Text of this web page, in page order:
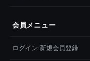
会員メニュー
ログイン 新規会員登録